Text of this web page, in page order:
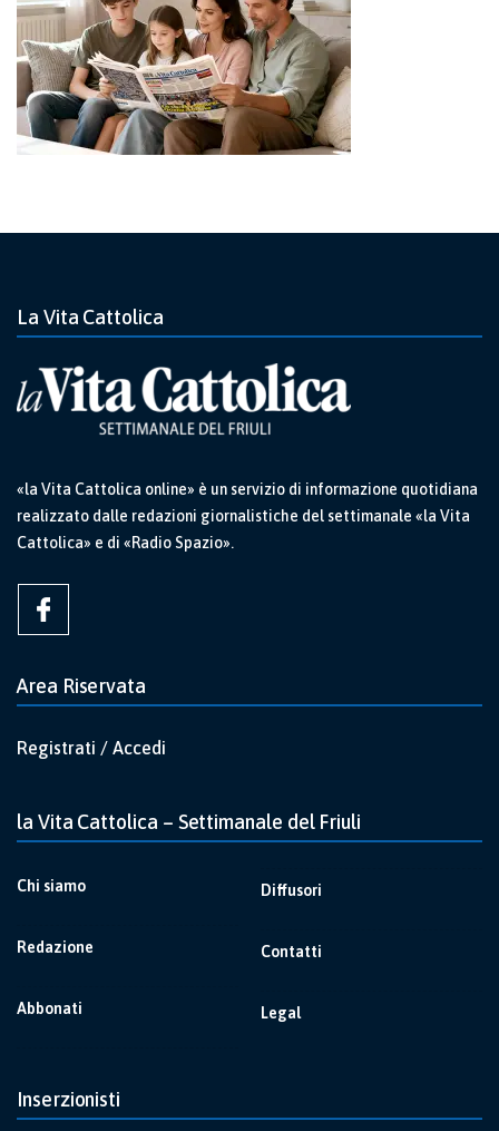
La Vita Cattolica
«la Vita Cattolica online» è un servizio di informazione quotidiana
realizzato dalle redazioni giornalistiche del settimanale «la Vita
Cattolica» e di «Radio Spazio».
Area Riservata
Registrati / Accedi
la Vita Cattolica – Settimanale del Friuli
Chi siamo
Redazione
Abbonati
Diffusori
Contatti
Legal
Inserzionisti